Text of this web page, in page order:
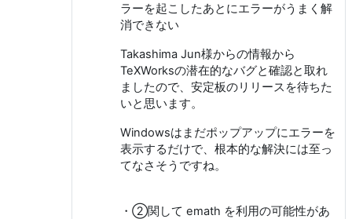
ラーを起こしたあとにエラーがうまく解
消できない
Takashima Jun様からの情報から
TeXWorksの潜在的なバグと確認と取れ
ましたので、安定板のリリースを待ちた
いと思います。
Windowsはまだポップアップにエラーを
表示するだけで、根本的な解決には至っ
てなさそうですね。
・②関して emath を利用の可能性があ